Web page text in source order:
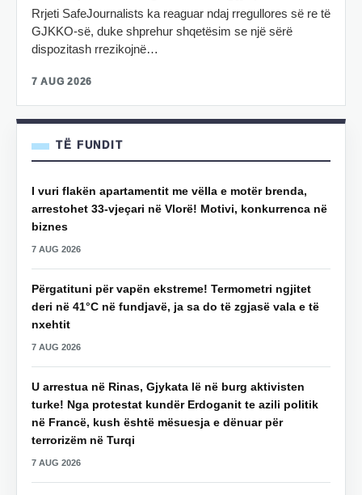
Rrjeti SafeJournalists ka reaguar ndaj rregullores së re të
GJKKO-së, duke shprehur shqetësim se një sërë
dispozitash rrezikojnë…
7 AUG 2026
TË FUNDIT
I vuri flakën apartamentit me vëlla e motër brenda,
arrestohet 33-vjeçari në Vlorë! Motivi, konkurrenca në
biznes
7 AUG 2026
Përgatituni për vapën ekstreme! Termometri ngjitet
deri në 41°C në fundjavë, ja sa do të zgjasë vala e të
nxehtit
7 AUG 2026
U arrestua në Rinas, Gjykata lë në burg aktivisten
turke! Nga protestat kundër Erdoganit te azili politik
në Francë, kush është mësuesja e dënuar për
terrorizëm në Turqi
7 AUG 2026